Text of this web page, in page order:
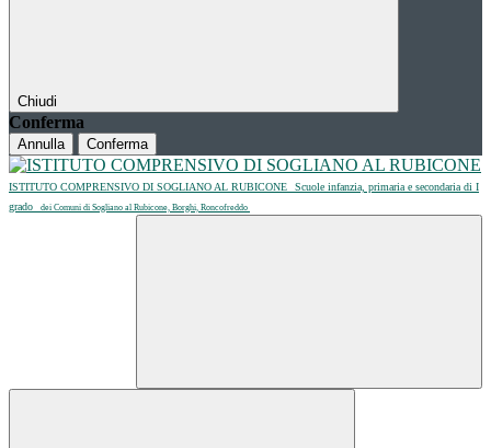
Chiudi
Conferma
Annulla Conferma
ISTITUTO COMPRENSIVO DI SOGLIANO AL RUBICONE
Scuole infanzia, primaria e secondaria di I
grado
dei Comuni di Sogliano al Rubicone, Borghi, Roncofreddo